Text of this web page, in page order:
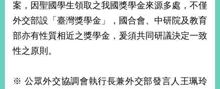
案，因聖國學生領取之我國獎學金來源多處，不僅
外交部設「臺灣獎學金」，國合會、中研院及教育
部亦有性質相近之獎學金，爰須共同研議決定一致
性之原則。
※ 公眾外交協調會執行長兼外交部發言人王珮玲